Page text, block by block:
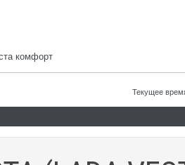
комфорт
Текущее